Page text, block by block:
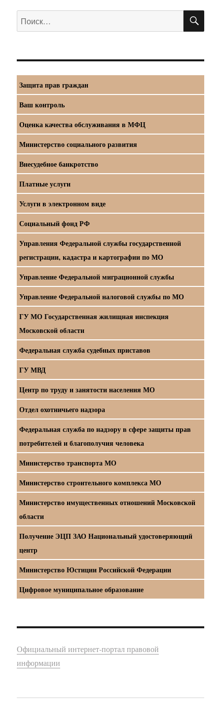
Искать:
Защита прав граждан
Ваш контроль
Оценка качества обслуживания в МФЦ
Министерство социального развития
Внесудебное банкротство
Платные услуги
Услуги в электронном виде
Социальный фонд РФ
Управления Федеральной службы государственной
регистрации, кадастра и картографии по МО
Управление Федеральной миграционной службы
Управление Федеральной налоговой службы по МО
ГУ МО Государственная жилищная инспекция
Московской области
Федеральная служба судебных приставов
ГУ МВД
Центр по труду и занятости населения МО
Отдел охотничьего надзора
Федеральная служба по надзору в сфере защиты прав
потребителей и благополучия человека
Министерство транспорта МО
Министерство строительного комплекса МО
Министерство имущественных отношений Московской
области
Получение ЭЦП ЗАО Национальный удостоверяющий
центр
Министерство Юстиции Российской Федерации
Цифровое муниципальное образование
Официальный интернет-портал правовой
информации